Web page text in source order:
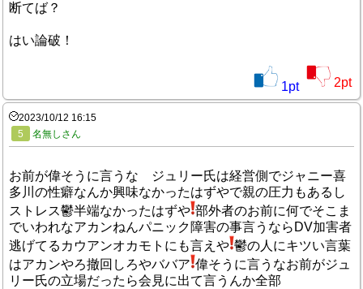
断てば？
はい論破！
1pt 2pt
2023/10/12 16:15
5
名無しさん
お前が偉そうに言うな ジュリー氏は経営側でジャニー喜
多川の性癖なんか興味なかったはずやで親の圧力もあるし
ストレス鬱半端なかったはずや 部外者のお前に何でそこま
でいわれなアカンねんパニック障害の事言うならDV加害者
逃げてるカウアンオカモトにも言えや 鬱の人にキツい言葉
はアカンやろ撤回しろやババア 偉そうに言うなお前がジュ
リー氏の立場だったら会見に出て言うんか全部